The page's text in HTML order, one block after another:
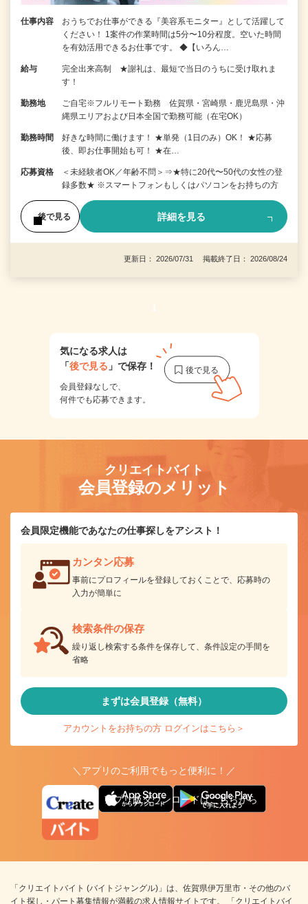
仕事内容
おうちでお仕事ができる『美容系モニター』として活躍して
ください！ 1案件の作業時間は5分〜10分程度。空いた時間
を有効活用できるお仕事です。 ◆【いろん…
給与
完全出来高制 ★謝礼は、最短で当日のうちに受け取れま
す！
勤務地
ご自宅※フルリモート勤務 佐賀県・宮崎県・鹿児島県・沖
縄県エリアおよび日本全国で勤務可能（在宅OK）
勤務時間
好きな時間に働けます！ ★単発（1日のみ）OK！ ★応募
後、即お仕事開始も可！ ★在…
応募資格
＜未経験者OK／年齢不問＞⇒★特に20代〜50代の女性の登
録多数★ ※スマートフォンもしくはパソコンをお持ちの方
後で見る 詳細を見る
更新日： 2026/07/31 掲載終了日： 2026/08/24
1
気になる求人は
「後で見る 」で保存！
会員登録なしで、
何件でも応募できます。
クリエイトバイト
会員登録のメリット
会員限定機能であなたの仕事探しをアシスト！
カンタン応募
事前にプロフィールを登録しておくことで、応募時の
入力が簡単に
検索条件の保存
繰り返し検索する条件を保存して、条件設定の手間を
省略
まずは会員登録（無料）
アカウントをお持ちの方 ログインはこちら＞
＼アプリのご利用でもっと便利に！／
アプリ版ダウンロードはこちらから
「クリエイトバイト (バイトジャングル)」は、佐賀県伊万里市・その他のバ
イト探し・パート募集情報が満載の求人情報サイトです。 「クリエイトバイ